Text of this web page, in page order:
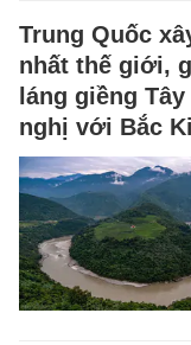
Trung Quốc
nhất thế giới,
láng giềng
nghị với Bắc